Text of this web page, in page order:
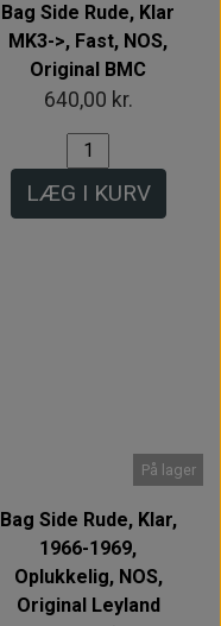
Bag Side Rude, Klar
MK3->, Fast, NOS,
Original BMC
640,00 kr.
LÆG I KURV
På lager
Bag Side Rude, Klar,
1966-1969,
Oplukkelig, NOS,
Original Leyland